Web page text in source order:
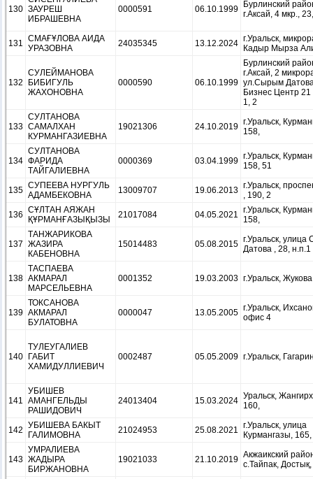
130 ЗАУРЕШ
ИБРАШЕВНА
0000591 06.10.1999
Бурлинский
г.Аксай, 4 мкр., 23,
131 СМАҒҰЛОВА АИДА
УРАЗОВНА
24035345 13.12.2024 г.Уральск,
Кадыр Мырза
132
СУЛЕЙМАНОВА
БИБИГУЛЬ
ЖАХОНОВНА
0000590 06.10.1999
Бурлинский
г.Аксай, 2
ул.Сырым
Бизнес Центр 21
1, 2
133
СУЛТАНОВА
САМАЛХАН
КУРМАНГАЗИЕВНА
19021306 24.10.2019 г.Уральск,
158,
134
СУЛТАНОВА
ФАРИДА
ТАЙГАЛИЕВНА
0000369 03.04.1999 г.Уральск,
158, 51
135 СУПЕЕВА НУРГУЛЬ
АДАМБЕКОВНА
13009707 19.06.2013 г.Уральск,
, 190, 2
136 СҰЛТАН АЯЖАН
ҚҰРМАНҒАЗЫҚЫЗЫ
21017084 04.05.2021 г.Уральск,
158,
137
ТАНЖАРИКОВА
ЖАЗИРА
КАБЕНОВНА
15014483 05.08.2015 г.Уральск,
Датова , 28, н.п.1
138
ТАСПАЕВА
АКМАРАЛ
МАРСЕЛЬЕВНА
0001352 19.03.2003 г.Уральск,
139
ТОКСАНОВА
АКМАРАЛ
БУЛАТОВНА
0000047 13.05.2005 г.Уральск,
офис 4
140
ТУЛЕУГАЛИЕВ
ГАБИТ
ХАМИДУЛЛИЕВИЧ
0002487 05.05.2009 г.Уральск,
141
УБИШЕВ
АМАНГЕЛЬДЫ
РАШИДОВИЧ
24013404 15.03.2024 Уральск,
160,
142 УБИШЕВА БАКЫТ
ГАЛИМОВНА
21024953 25.08.2021 г.Уральск, улица
Курмангазы,
143
УМРАЛИЕВА
ЖАДЫРА
БИРЖАНОВНА
19021033 21.10.2019 Акжаикский
с.Тайпак,